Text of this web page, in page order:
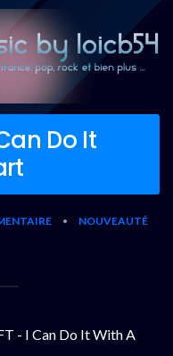
Do It
•
NOUVEAUTÉ
- I Can Do It With A